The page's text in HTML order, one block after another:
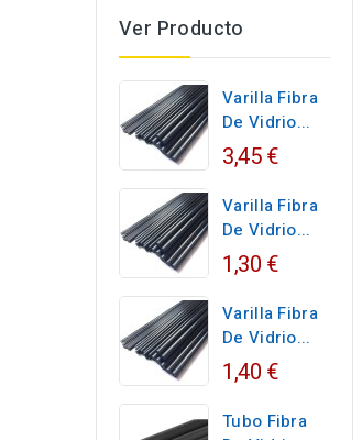
Ver Producto
Varilla Fibra
De Vidrio...
3,45 €
Varilla Fibra
De Vidrio...
1,30 €
Varilla Fibra
De Vidrio...
1,40 €
Tubo Fibra